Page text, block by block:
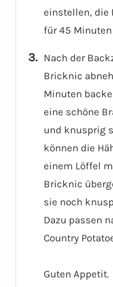
einstellen, die
für 45
Nach der
Bricknic
Minuten
eine schöne
und knusprig
können die
einem Löffel
Bricknic
sie noch
Dazu passen
Country
Guten Appetit.